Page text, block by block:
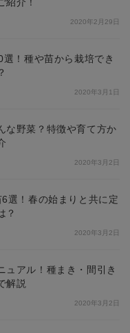
2020年2月29日
！種や苗から栽培でき
2020年3月1日
な野菜？特徴や育て方か
2020年3月2日
選！春の始まりと共に定
？
2020年3月2日
ュアル！種まき・間引き
解説
2020年3月2日